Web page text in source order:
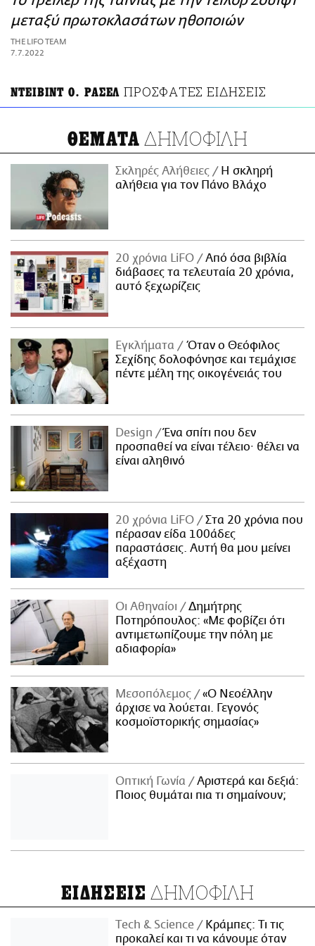
ΑΜΠΑ
PRINT
μεταξύ πρωτοκλασάτων ηθοποιών
THE LIFO TEAM
7.7.2022
ΝΤΕΙΒΙΝΤ Ο. ΡΑΣΕΛ ΠΡΟΣΦΑΤΕΣ ΕΙΔΗΣΕΙΣ
ΘΕΜΑΤΑ ΔΗΜΟΦΙΛΗ
Σκληρές Αλήθειες
H σκληρή
αλήθεια για τον Πάνο Βλάχο
20 χρόνια LiFO
Από όσα βιβλία
διάβασες τα τελευταία 20 χρόνια,
αυτό ξεχωρίζεις
Εγκλήματα
Όταν ο Θεόφιλος
Σεχίδης δολοφόνησε και τεμάχισε
πέντε μέλη της οικογένειάς του
Design
Ένα σπίτι που δεν
προσπαθεί να είναι τέλειο· θέλει να
είναι αληθινό
20 χρόνια LiFO
Στα 20 χρόνια που
πέρασαν είδα 100άδες
παραστάσεις. Αυτή θα μου μείνει
αξέχαστη
Οι Αθηναίοι
Δημήτρης
Ποτηρόπουλος: «Με φοβίζει ότι
αντιμετωπίζουμε την πόλη με
αδιαφορία»
Μεσοπόλεμος
«Ο Νεοέλλην
άρχισε να λούεται. Γεγονός
κοσμοϊστορικής σημασίας»
Οπτική Γωνία
Αριστερά και δεξιά:
Ποιος θυμάται πια τι σημαίνουν;
ΕΙΔΗΣΕΙΣ ΔΗΜΟΦΙΛΗ
Τech & Science
Κράμπες: Τι τις
προκαλεί και τι να κάνουμε όταν